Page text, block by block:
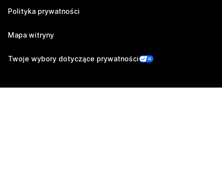
Polityka prywatności
Mapa witryny
Twoje wybory dotyczące prywatności